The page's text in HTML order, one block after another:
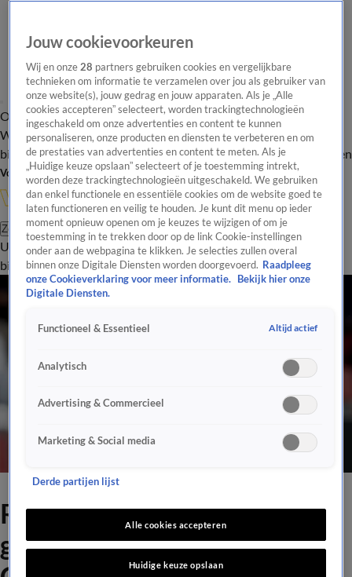
Overzicht Onze programma's Uitzendingen Onze gezichten
In de
WandelgangenInterviewsUitzending
bijwonenPodcastShopVeelgestelde vragenKijkersvraag insturen
Volg Vandaag Inside
Zoeken
UitzendingenVandaag InsideDe OranjezomerShopUitzending
bijwonen
Robben ziet het niet meer
goedkomen met FC
Jouw cookievoorkeuren
Wij en onze28 partners gebruiken cookies en vergelijkbare
technieken om informatie te verzamelen over jou als gebruiker van
onze website(s), jouw gedrag en jouw apparaten. Als je „Alle
cookies accepteren” selecteert, worden trackingtechnologieën
ingeschakeld om onze advertenties en content te kunnen
personaliseren, onze producten en diensten te verbeteren en om
de prestaties van advertenties en content te meten. Als je
„Huidige keuze opslaan” selecteert of je toestemming intrekt,
worden deze trackingtechnologieën uitgeschakeld. We gebruiken
dan enkel functionele en essentiële cookies om de website goed te
laten functioneren en veilig te houden. Je kunt dit menu op ieder
moment opnieuw openen om je keuzes te wijzigen of om je
toestemming in te trekken door op de link Cookie-instellingen
onder aan de webpagina te klikken. Je selecties zullen overal
binnen onze Digitale Diensten worden doorgevoerd. Raadpleeg
onze Cookieverklaring voor meer informatie.
Bekijk hier onze
Digitale Diensten.
Functioneel & Essentieel Altijd actief
Analytisch
Advertising & Commercieel
Marketing & Social media
Derde partijen lijst
Alle cookies accepteren
Huidige keuze opslaan